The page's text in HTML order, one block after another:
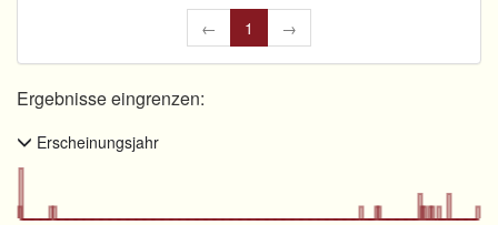
← 1 →
Ergebnisse eingrenzen:
Erscheinungsjahr